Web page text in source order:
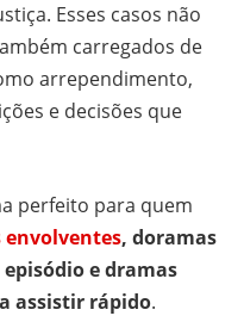
Esses casos não
carregados de
arrependimento,
e decisões que
perfeito para quem
envolventes, doramas
e dramas
assistir rápido.